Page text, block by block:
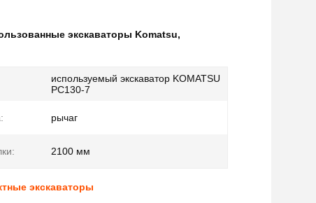
экскаваторы Komatsu,
используемый экскаватор KOMATSU
PC130-7
рычаг
2100 мм
экскаваторы